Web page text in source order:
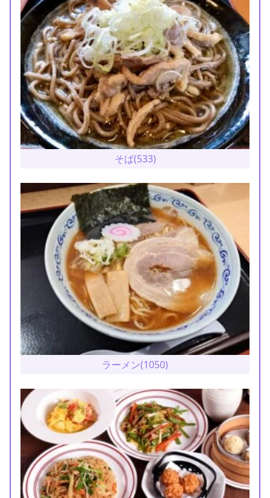
そば(533)
ラーメン(1050)